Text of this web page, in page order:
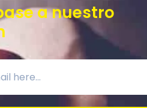
a nuestro